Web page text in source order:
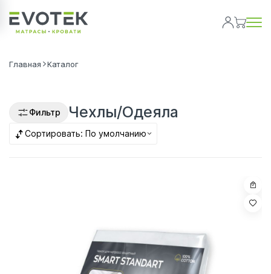
Главная Каталог
Фильтр Чехлы/Одеяла
Сортировать: По умолчанию